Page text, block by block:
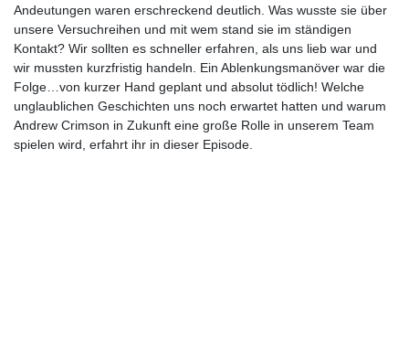
Andeutungen waren erschreckend deutlich. Was wusste sie über
unsere Versuchreihen und mit wem stand sie im ständigen
Kontakt? Wir sollten es schneller erfahren, als uns lieb war und
wir mussten kurzfristig handeln. Ein Ablenkungsmanöver war die
Folge…von kurzer Hand geplant und absolut tödlich! Welche
unglaublichen Geschichten uns noch erwartet hatten und warum
Andrew Crimson in Zukunft eine große Rolle in unserem Team
spielen wird, erfahrt ihr in dieser Episode.